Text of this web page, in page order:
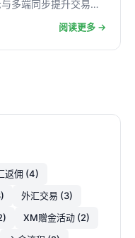
多端同步提升交易效
进阶交易者做出更稳
阅读更多 →
返佣 (4)
外汇交易 (3)
XM赠金活动 (2)